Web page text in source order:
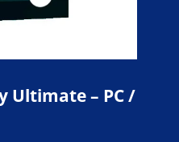
Ultimate – PC /